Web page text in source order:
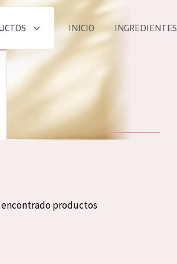
Essentials
Lift+
INICIO INGREDIENTES
encontrado productos